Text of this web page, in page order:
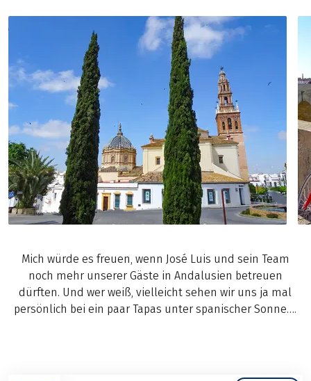
Mich würde es freuen, wenn José Luis und sein Team
noch mehr unserer Gäste in Andalusien betreuen
dürften. Und wer weiß, vielleicht sehen wir uns ja mal
persönlich bei ein paar Tapas unter spanischer Sonne….